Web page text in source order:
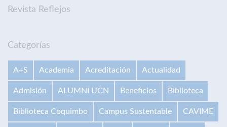
Revista Reflejos
Categorías
A+S Academia Acreditación Actualidad
Admisión ALUMNI UCN Beneficios Biblioteca
Biblioteca Coquimbo Campus Sustentable CAVIME